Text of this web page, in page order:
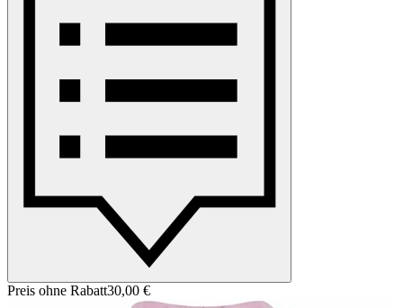
Preis ohne Rabatt30,00 €